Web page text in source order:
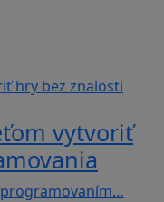
vytvoriť
programovaním…